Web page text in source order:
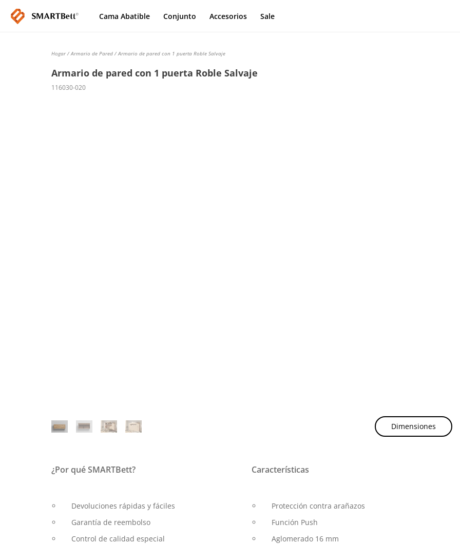
Cama Abatible Conjunto Accesorios Sale
Hogar /Armario de Pared / Armario de pared con 1 puerta Roble Salvaje
Armario de pared con 1 puerta Roble Salvaje
116030-020
Dimensiones
¿Por qué SMARTBett?
Devoluciones rápidas y fáciles
Garantía de reembolso
Control de calidad especial
Características
Protección contra arañazos
Función Push
Aglomerado 16 mm